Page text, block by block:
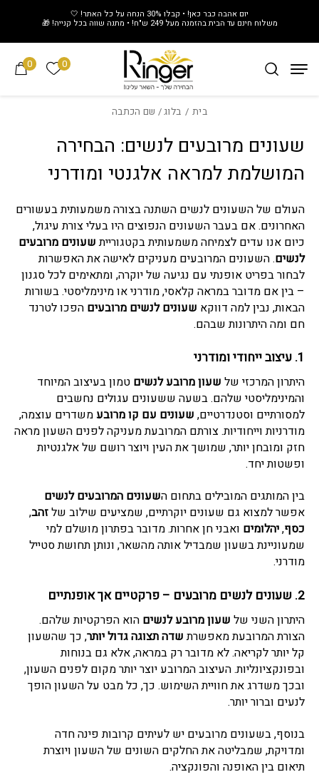
יום אהבה כבר כאן! • קבלו 30% הנחה על כל האתר! 🤍
משלוח חינם עד הבית בהזמנה מעל 249 ש"ח! • מתנה שווה בכל קנייה! 🎁
0 0 הרשימה
בית / בלוג/ שם הכתבה
שעונים מרובעים לנשים: הבחירה
המושלמת למראה אלגנטי ומודרני
העולם של השעונים לנשים השתנה בצורה משמעותית בעשורים
האחרונים. אם בעבר השעונים הנפוצים היו בעלי צורת עיגול,
כיום אנו עדים לצמיחה משמעותית בקטגורייתשעונים מרובעים
לנשים. השעונים המרובעים מעניקים לאישה את האפשרות
לבחור בפריט אופנתי עם נגיעה של יוקרה, ומתאימים לכל סגנון
– בין אם מדובר במראה קלאסי, מודרני או מינימליסטי. בשורות
הבאות, נבין למה דווקא שעונים לנשים מרובעים הפכו לטרנד
חם ומה היתרונות שבהם.
1. עיצוב ייחודי ומודרני
היתרון המרכזי של שעון מרובע לנשים טמון בעיצוב המיוחד
והמינימליסטי שלהם. בשעה ששעונים עגולים נחשבים
למסורתיים וסטנדרטיים, שעונים עם קו מרובע משדרים עוצמה,
מודרניות וייחודיות. צורתם המרובעת מעניקה לפנים השעון מראה
חזק ומובחן יותר, שמושך את העין ויוצר רושם של אלגנטיות
ופשטות יחד.
בין המותגים המובילים בתחום השעונים המרובעים לנשים
אפשר למצוא גם שעונים יוקרתיים, שמציעים שילוב שלזהב,
כסף,יהלומים ואבני חן אחרות. מדובר בפתרון מושלם למי
שמעוניינת בשעון שמבדיל אותה מהשאר, ונותן תחושת סטייל
מודרני.
2. שעונים לנשים מרובעים – פרקטיים אך אופנתיים
היתרון השני של שעון מרובע לנשים הוא הפרקטיות שלהם.
הצורת המרובעת מאפשרתשדה תצוגה גדול יותר, כך שהשעון
קל יותר לקריאה. לא מדובר רק במראה, אלא גם בנוחות
ובפונקציונליות. העיצוב המרובע יוצר יותר מקום לפנים השעון,
ובכך משדרג את חוויית השימוש. כך, כל מבט על השעון הופך
לנעים וברור יותר.
בנוסף, בשעונים מרובעים יש לעיתים קרובות פינה חדה
ומדויקת, שמבליטה את החלקים השונים של השעון ויוצרת
תיאום בין האופנה והפונקציה.